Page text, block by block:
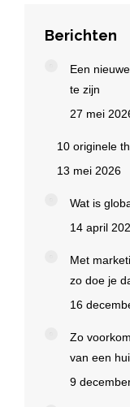
Berichten
Een
te zijn
27 mei
10 originele
13 mei 2026
Wat is
14 april
Met
zo doe je
16
Zo
van een
9